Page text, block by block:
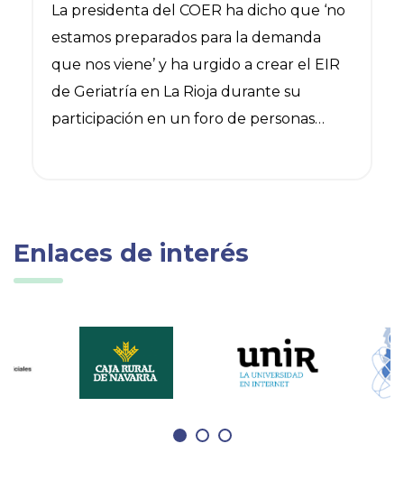
LA COORDINACIÓN
SOCIOSANITARIA EN CENTROS
RESIDENCIALES DE MAYORES
La presidenta del COER ha dicho que ‘no
estamos preparados para la demanda
que nos viene’ y ha urgido a crear el EIR
de Geriatría en La Rioja durante su
participación en un foro de personas
Enlaces de interés